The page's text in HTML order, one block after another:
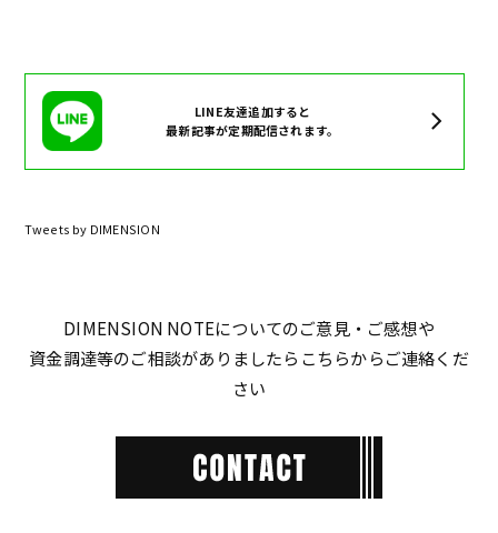
LINE友達追加すると
最新記事が定期配信されます。
Tweets by DIMENSION
DIMENSION NOTEについてのご意見・ご感想や
資金調達等のご相談がありましたらこちらからご連絡くだ
さい